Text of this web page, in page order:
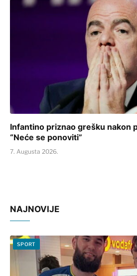
Infantino priznao grešku nakon
“Neće se ponoviti”
7. Augusta 2026.
NAJNOVIJE
SPORT